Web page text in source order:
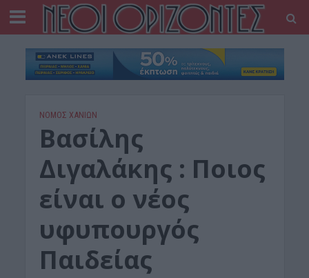
ΝΟΜΌΣ ΧΑΝΊΩΝ
Βασίλης
Διγαλάκης : Ποιος
είναι ο νέος
υφυπουργός
Παιδείας